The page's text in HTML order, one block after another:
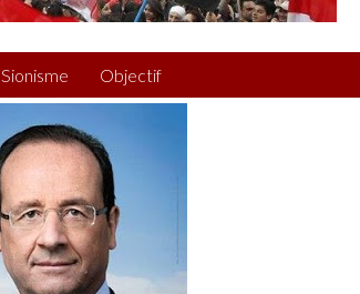
Sionisme Objectif